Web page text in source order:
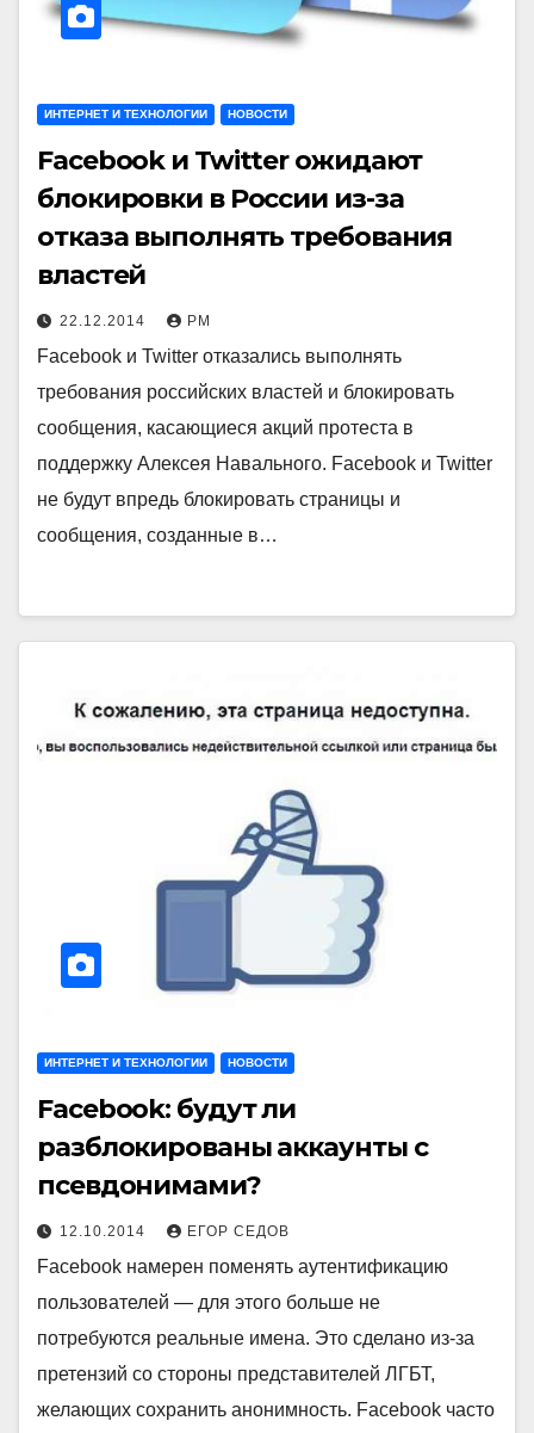
ИНТЕРНЕТ И ТЕХНОЛОГИИ НОВОСТИ
Facebook и Twitter ожидают
блокировки в России из-за
отказа выполнять требования
властей
22.12.2014 РМ
Facebook и Twitter отказались выполнять
требования российских властей и блокировать
сообщения, касающиеся акций протеста в
поддержку Алексея Навального. Facebook и Twitter
не будут впредь блокировать страницы и
сообщения, созданные в…
ИНТЕРНЕТ И ТЕХНОЛОГИИ НОВОСТИ
Facebook: будут ли
разблокированы аккаунты с
псевдонимами?
12.10.2014 ЕГОР СЕДОВ
Facebook намерен поменять аутентификацию
пользователей — для этого больше не
потребуются реальные имена. Это сделано из-за
претензий со стороны представителей ЛГБТ,
желающих сохранить анонимность. Facebook часто